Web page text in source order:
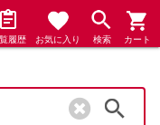
履歴 お気に入り 検索 カート